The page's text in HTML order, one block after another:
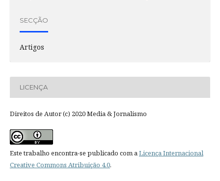
SECÇÃO
Artigos
LICENÇA
Direitos de Autor (c) 2020 Media & Jornalismo
Este trabalho encontra-se publicado com aLicença Internacional
Creative Commons Atribuição 4.0.